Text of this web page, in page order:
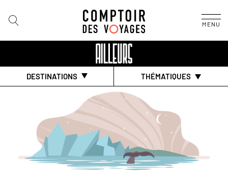
MENU
DESTINATIONS THÉMATIQUES